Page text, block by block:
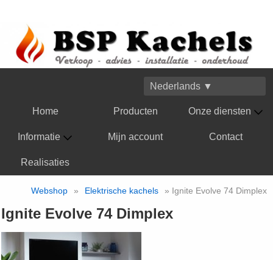
Nederlands ▼
Home Producten Onze diensten
Informatie Mijn account Contact
Realisaties
Webshop » Elektrische kachels » Ignite Evolve 74 Dimplex
Ignite Evolve 74 Dimplex